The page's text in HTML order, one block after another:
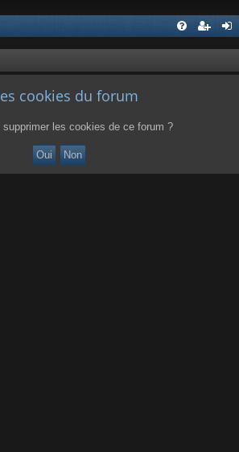
cookies du forum
les cookies de ce forum ?